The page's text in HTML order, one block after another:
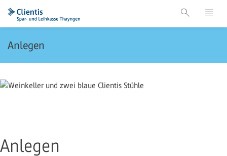
Anlegen
Anlegen